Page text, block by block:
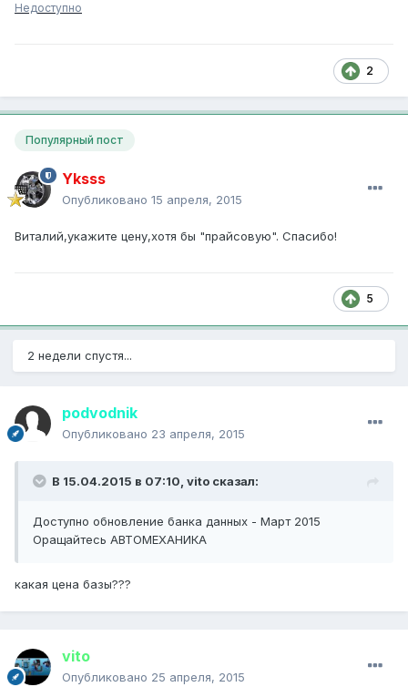
Недоступно
2
Популярный пост
Yksss
Опубликовано 15 апреля, 2015
Виталий,укажите цену,хотя бы "прайсовую". Спасибо!
5
2 недели спустя...
podvodnik
Опубликовано 23 апреля, 2015
В 15.04.2015 в 07:10, vito сказал:
Доступно обновление банка данных - Март 2015
Оращайтесь АВТОМЕХАНИКА
какая цена базы???
vito
Опубликовано 25 апреля, 2015